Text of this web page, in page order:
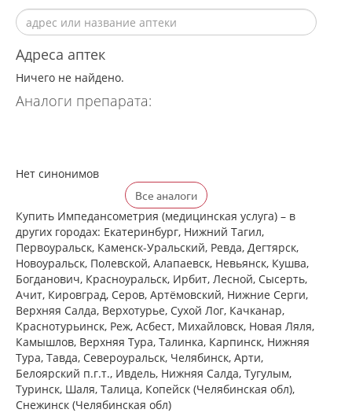
Адреса аптек
Ничего не найдено.
Аналоги препарата:
Нет синонимов
Все аналоги
Купить Импедансометрия (медицинская услуга) – в
других городах: Екатеринбург, Нижний Тагил,
Первоуральск, Каменск-Уральский, Ревда, Дегтярск,
Новоуральск, Полевской, Алапаевск, Невьянск, Кушва,
Богданович, Красноуральск, Ирбит, Лесной, Сысерть,
Ачит, Кировград, Серов, Артёмовский, Нижние Cерги,
Верхняя Салда, Верхотурье, Сухой Лог, Качканар,
Краснотурьинск, Реж, Асбест, Михайловск, Новая Ляля,
Камышлов, Верхняя Тура, Талинка, Карпинск, Нижняя
Тура, Тавда, Североуральск, Челябинск, Арти,
Белоярский п.г.т., Ивдель, Нижняя Салда, Тугулым,
Туринск, Шаля, Талица, Копейск (Челябинская обл),
Снежинск (Челябинская обл)